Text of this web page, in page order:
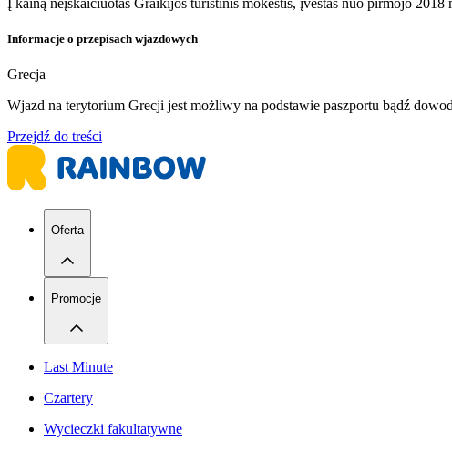
Informacje o przepisach wjazdowych
Grecja
Wjazd na terytorium Grecji jest możliwy na podstawie paszportu bądź
Przejdź do treści
Oferta
Promocje
Last Minute
Czartery
Wycieczki fakultatywne